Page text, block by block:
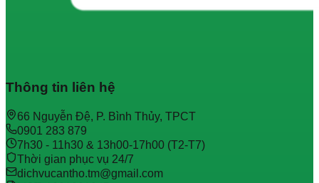
Thông tin liên hệ
66 Nguyễn Đệ, P. Bình Thủy, TPCT
0901 283 879
7h30 - 11h30 & 13h00-17h00 (T2-T7)
Thời gian phục vụ 24/7
dichvucantho.tm@gmail.com